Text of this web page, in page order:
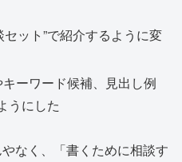
ット”で紹介するように変
ーワード候補、見出し例
うにした
なく、「書くために相談す